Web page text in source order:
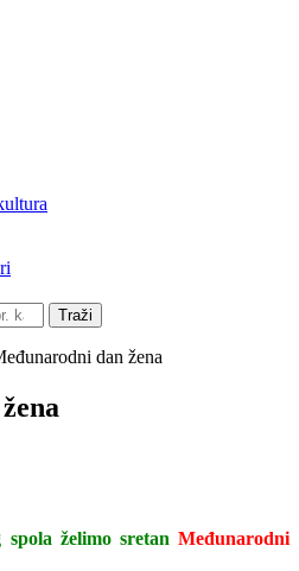
Traži
dan žena
želimo sretan Međunarodni